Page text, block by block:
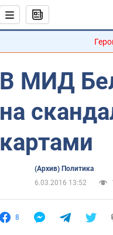
В МИД
на
картами
(Архив) Политика
6.03.2016 13:52
8